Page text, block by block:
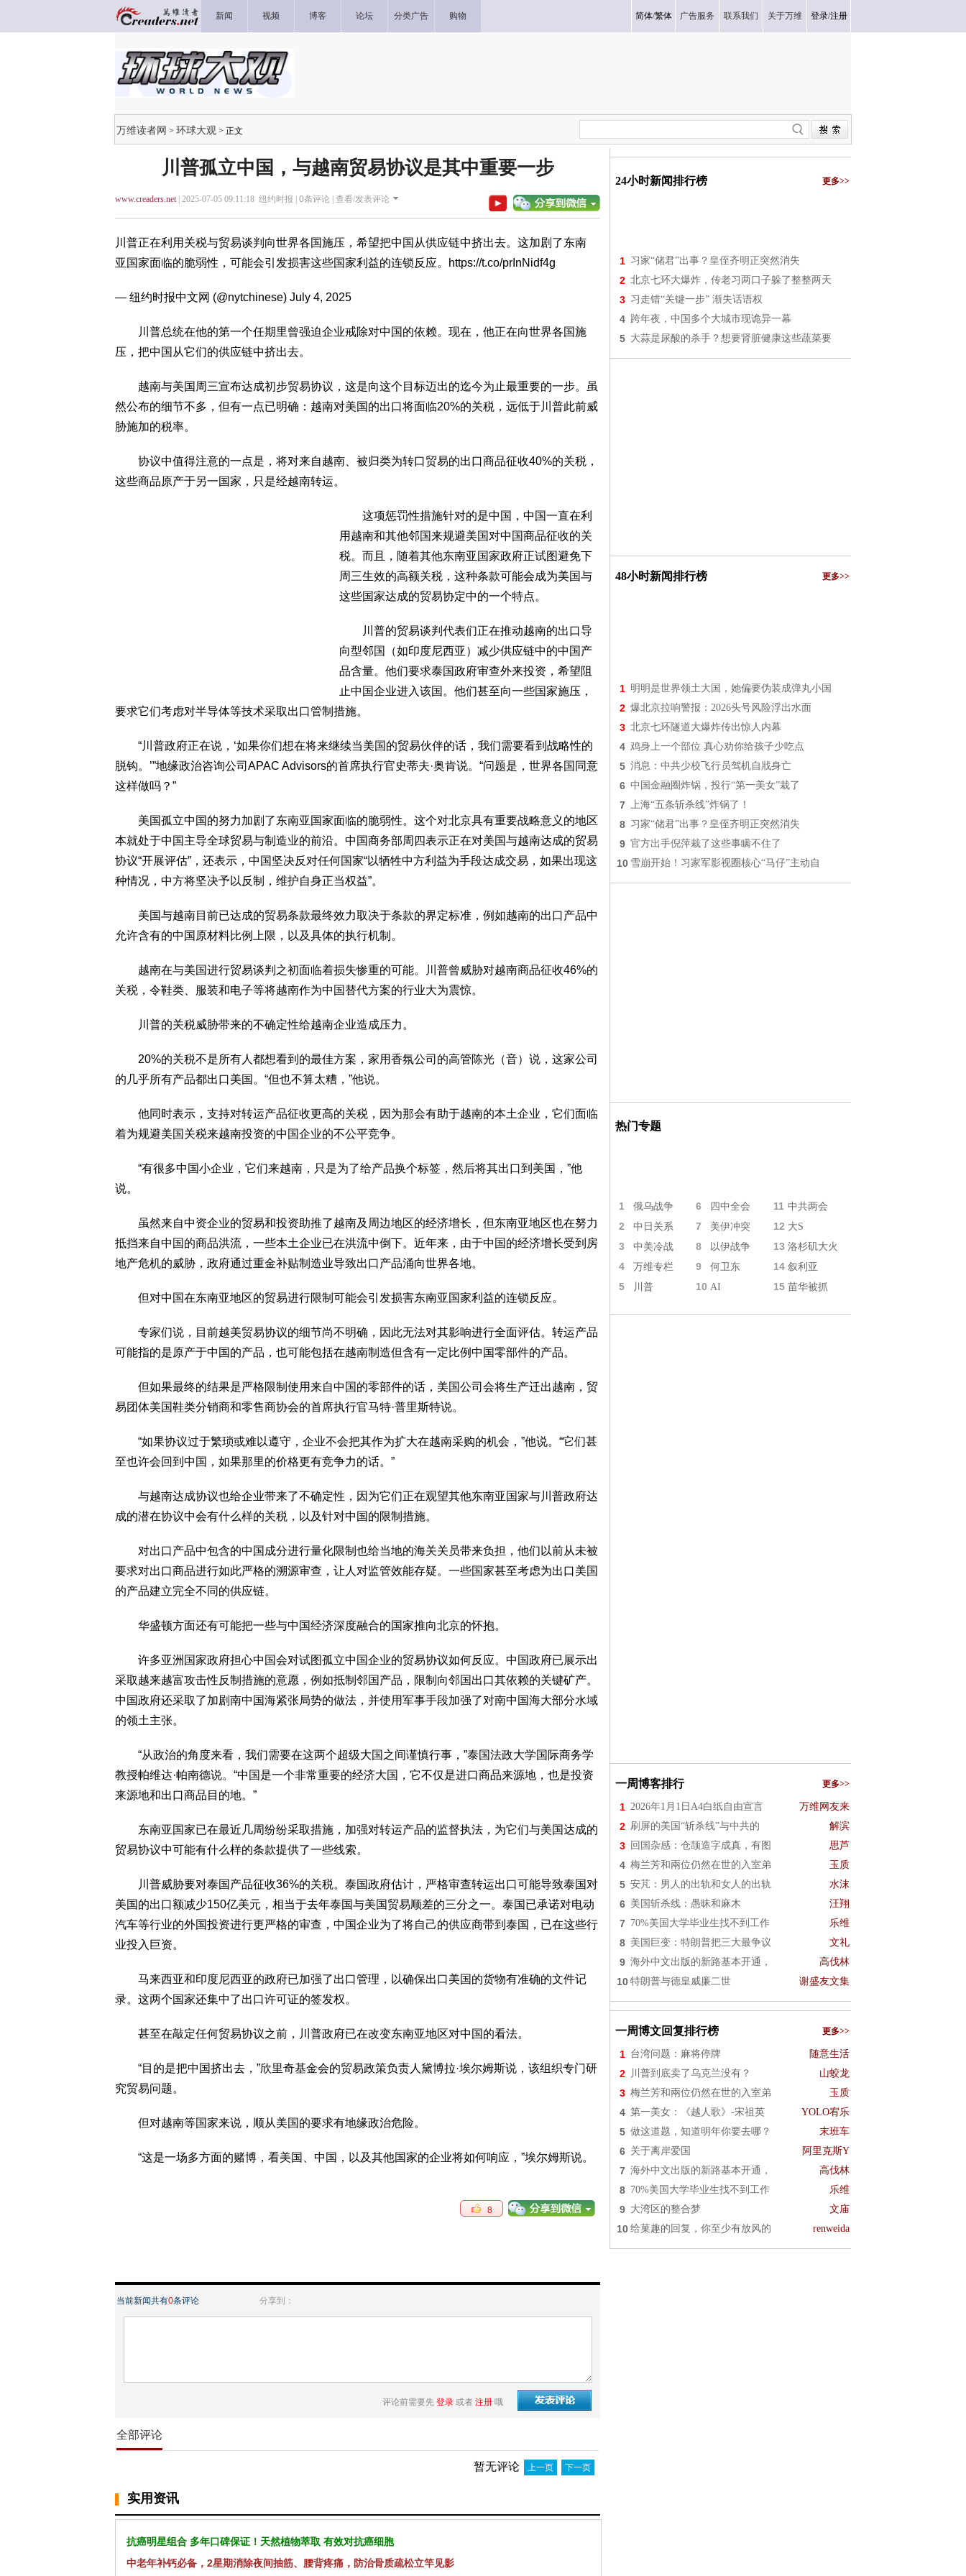
新闻 视频 博客 论坛 分类广告 购物 简体/繁体 广告服务 联系我们 关于万维 登录/注册
万维读者网 > 环球大观 > 正文
川普孤立中国，与越南贸易协议是其中重要一步
www.creaders.net| 2025-07-05 09:11:18 纽约时报 | 0条评论 | 查看/发表评论
川普正在利用关税与贸易谈判向世界各国施压，希望把中国从供应链中挤出去。这加剧了东南
亚国家面临的脆弱性，可能会引发损害这些国家利益的连锁反应。
https://t.co/prInNidf4g
— 纽约时报中文网 (@nytchinese) July 4, 2025
川普总统在他的第一个任期里曾强迫企业戒除对中国的依赖。现在，他正在向世界各国施
压，把中国从它们的供应链中挤出去。
越南与美国周三宣布达成初步贸易协议，这是向这个目标迈出的迄今为止最重要的一步。虽
然公布的细节不多，但有一点已明确：越南对美国的出口将面临20%的关税，远低于川普此前威
胁施加的税率。
协议中值得注意的一点是，将对来自越南、被归类为转口贸易的出口商品征收40%的关税，
这些商品原产于另一国家，只是经越南转运。
这项惩罚性措施针对的是中国，中国一直在利
用越南和其他邻国来规避美国对中国商品征收的关
税。而且，随着其他东南亚国家政府正试图避免下
周三生效的高额关税，这种条款可能会成为美国与
这些国家达成的贸易协定中的一个特点。
川普的贸易谈判代表们正在推动越南的出口导
向型邻国（如印度尼西亚）减少供应链中的中国产
品含量。他们要求泰国政府审查外来投资，希望阻
止中国企业进入该国。他们甚至向一些国家施压，
要求它们考虑对半导体等技术采取出口管制措施。
“川普政府正在说，‘如果你们想在将来继续当美国的贸易伙伴的话，我们需要看到战略性的
脱钩。’”地缘政治咨询公司APAC Advisors的首席执行官史蒂夫·奥肯说。“问题是，世界各国同意
这样做吗？”
美国孤立中国的努力加剧了东南亚国家面临的脆弱性。这个对北京具有重要战略意义的地区
本就处于中国主导全球贸易与制造业的前沿。中国商务部周四表示正在对美国与越南达成的贸易
协议“开展评估”，还表示，中国坚决反对任何国家“以牺牲中方利益为手段达成交易，如果出现这
种情况，中方将坚决予以反制，维护自身正当权益”。
美国与越南目前已达成的贸易条款最终效力取决于条款的界定标准，例如越南的出口产品中
允许含有的中国原材料比例上限，以及具体的执行机制。
越南在与美国进行贸易谈判之初面临着损失惨重的可能。川普曾威胁对越南商品征收46%的
关税，令鞋类、服装和电子等将越南作为中国替代方案的行业大为震惊。
川普的关税威胁带来的不确定性给越南企业造成压力。
20%的关税不是所有人都想看到的最佳方案，家用香氛公司的高管陈光（音）说，这家公司
的几乎所有产品都出口美国。“但也不算太糟，”他说。
他同时表示，支持对转运产品征收更高的关税，因为那会有助于越南的本土企业，它们面临
着为规避美国关税来越南投资的中国企业的不公平竞争。
“有很多中国小企业，它们来越南，只是为了给产品换个标签，然后将其出口到美国，”他
说。
虽然来自中资企业的贸易和投资助推了越南及周边地区的经济增长，但东南亚地区也在努力
抵挡来自中国的商品洪流，一些本土企业已在洪流中倒下。近年来，由于中国的经济增长受到房
地产危机的威胁，政府通过重金补贴制造业导致出口产品涌向世界各地。
但对中国在东南亚地区的贸易进行限制可能会引发损害东南亚国家利益的连锁反应。
专家们说，目前越美贸易协议的细节尚不明确，因此无法对其影响进行全面评估。转运产品
可能指的是原产于中国的产品，也可能包括在越南制造但含有一定比例中国零部件的产品。
但如果最终的结果是严格限制使用来自中国的零部件的话，美国公司会将生产迁出越南，贸
易团体美国鞋类分销商和零售商协会的首席执行官马特·普里斯特说。
“如果协议过于繁琐或难以遵守，企业不会把其作为扩大在越南采购的机会，”他说。“它们甚
至也许会回到中国，如果那里的价格更有竞争力的话。”
与越南达成协议也给企业带来了不确定性，因为它们正在观望其他东南亚国家与川普政府达
成的潜在协议中会有什么样的关税，以及针对中国的限制措施。
对出口产品中包含的中国成分进行量化限制也给当地的海关关员带来负担，他们以前从未被
要求对出口商品进行如此严格的溯源审查，让人对监管效能存疑。一些国家甚至考虑为出口美国
的产品建立完全不同的供应链。
华盛顿方面还有可能把一些与中国经济深度融合的国家推向北京的怀抱。
许多亚洲国家政府担心中国会对试图孤立中国企业的贸易协议如何反应。中国政府已展示出
采取越来越富攻击性反制措施的意愿，例如抵制邻国产品，限制向邻国出口其依赖的关键矿产。
中国政府还采取了加剧南中国海紧张局势的做法，并使用军事手段加强了对南中国海大部分水域
的领土主张。
“从政治的角度来看，我们需要在这两个超级大国之间谨慎行事，”泰国法政大学国际商务学
教授帕维达·帕南德说。“中国是一个非常重要的经济大国，它不仅是进口商品来源地，也是投资
来源地和出口商品目的地。”
东南亚国家已在最近几周纷纷采取措施，加强对转运产品的监督执法，为它们与美国达成的
贸易协议中可能有什么样的条款提供了一些线索。
川普威胁要对泰国产品征收36%的关税。泰国政府估计，严格审查转运出口可能导致泰国对
美国的出口额减少150亿美元，相当于去年泰国与美国贸易顺差的三分之一。泰国已承诺对电动
汽车等行业的外国投资进行更严格的审查，中国企业为了将自己的供应商带到泰国，已在这些行
业投入巨资。
马来西亚和印度尼西亚的政府已加强了出口管理，以确保出口美国的货物有准确的文件记
录。这两个国家还集中了出口许可证的签发权。
甚至在敲定任何贸易协议之前，川普政府已在改变东南亚地区对中国的看法。
“目的是把中国挤出去，”欣里奇基金会的贸易政策负责人黛博拉·埃尔姆斯说，该组织专门研
究贸易问题。
但对越南等国家来说，顺从美国的要求有地缘政治危险。
“这是一场多方面的赌博，看美国、中国，以及其他国家的企业将如何响应，”埃尔姆斯说。
8
当前新闻共有0条评论 分享到：
评论前需要先 登录 或者 注册 哦
全部评论
暂无评论 上一页 下一页
实用资讯
抗癌明星组合 多年口碑保证！天然植物萃取 有效对抗癌细胞
中老年补钙必备，2星期消除夜间抽筋、腰背疼痛，防治骨质疏松立竿见影
24小时新闻排行榜 更多>>
1 习家“储君”出事？皇侄齐明正突然消失
2 北京七环大爆炸，传老习两口子躲了整整两天
3 习走错“关键一步” 渐失话语权
4 跨年夜，中国多个大城市现诡异一幕
5 大蒜是尿酸的杀手？想要肾脏健康这些蔬菜要
48小时新闻排行榜 更多>>
1 明明是世界领土大国，她偏要伪装成弹丸小国
2 爆北京拉响警报：2026头号风险浮出水面
3 北京七环隧道大爆炸传出惊人内幕
4 鸡身上一个部位 真心劝你给孩子少吃点
5 消息：中共少校飞行员驾机自戕身亡
6 中国金融圈炸锅，投行“第一美女”栽了
7 上海“五条斩杀线”炸锅了！
8 习家“储君”出事？皇侄齐明正突然消失
9 官方出手倪萍栽了这些事瞒不住了
10 雪崩开始！习家军影视圈核心“马仔”主动自
热门专题
1 俄乌战争 6 四中全会 11 中共两会
2 中日关系 7 美伊冲突 12 大S
3 中美冷战 8 以伊战争 13 洛杉矶大火
4 万维专栏 9 何卫东 14 叙利亚
5 川普 10 AI 15 苗华被抓
一周博客排行 更多>>
1 2026年1月1日A4白纸自由宣言 万维网友来
2 刷屏的美国“斩杀线”与中共的 解滨
3 回国杂感：仓颉造字成真，有图 思芦
4 梅兰芳和兩位仍然在世的入室弟 玉质
5 安芃：男人的出轨和女人的出轨 水沫
6 美国斩杀线：愚昧和麻木 汪翔
7 70%美国大学毕业生找不到工作 乐维
8 美国巨变：特朗普把三大最争议 文礼
9 海外中文出版的新路基本开通， 高伐林
10 特朗普与德皇威廉二世 谢盛友文集
一周博文回复排行榜 更多>>
1 台湾问题：麻将停牌 随意生活
2 川普到底卖了乌克兰没有？ 山蛟龙
3 梅兰芳和兩位仍然在世的入室弟 玉质
4 第一美女：《越人歌》-宋祖英 YOLO宥乐
5 做这道题，知道明年你要去哪？ 末班车
6 关于离岸爱国 阿里克斯Y
7 海外中文出版的新路基本开通， 高伐林
8 70%美国大学毕业生找不到工作 乐维
9 大湾区的整合梦 文庙
10 给菓趣的回复，你至少有放风的 renweida